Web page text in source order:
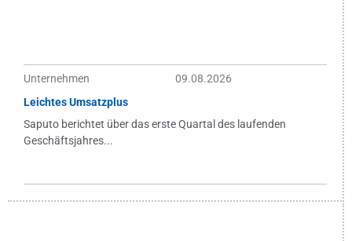
Unternehmen
09.08.2026
Leichtes Umsatzplus
Saputo berichtet über das erste Quartal des laufenden
Geschäftsjahres...